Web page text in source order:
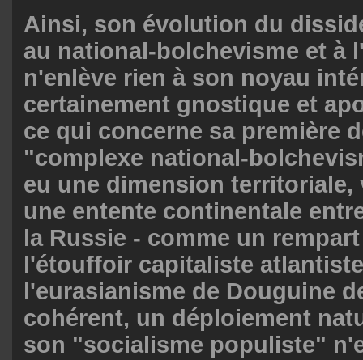
Ainsi, son évolution du
au national-bolchevisme et à
n'enlève rien à son noyau
certainement gnostique et
ce qui concerne sa première
"complexe national-
eu une dimension territoriale,
une entente continentale
la Russie - comme un
l'étouffoir capitaliste
l'eurasianisme de Douguine
cohérent, un déploiement
son "socialisme populiste"